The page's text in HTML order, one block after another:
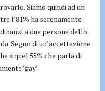
Siamo quindi ad un
l’81% ha serenamente
a due persone dello
Segno di un’accettazione
a quel 55% che parla di
‘gay’.